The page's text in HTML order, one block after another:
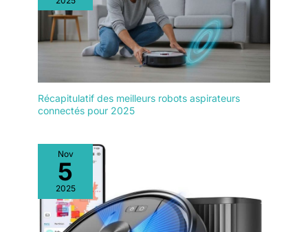
Récapitulatif des meilleurs robots aspirateurs
connectés pour 2025
Nov
5
2025